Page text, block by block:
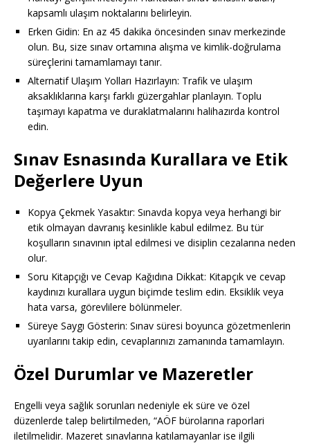
kapsamlı ulaşım noktalarını belirleyin.
Erken Gidin: En az 45 dakika öncesinden sınav merkezinde
olun. Bu, size sınav ortamına alışma ve kimlik-doğrulama
süreçlerini tamamlamayı tanır.
Alternatif Ulaşım Yolları Hazırlayın: Trafik ve ulaşım
aksaklıklarına karşı farklı güzergahlar planlayın. Toplu
taşımayı kapatma ve duraklatmalarını halihazırda kontrol
edin.
Sınav Esnasında Kurallara ve Etik
Değerlere Uyun
Kopya Çekmek Yasaktır: Sınavda kopya veya herhangi bir
etik olmayan davranış kesinlikle kabul edilmez. Bu tür
koşulların sınavının iptal edilmesi ve disiplin cezalarına neden
olur.
Soru Kitapçığı ve Cevap Kağıdına Dikkat: Kitapçık ve cevap
kaydınızı kurallara uygun biçimde teslim edin. Eksiklik veya
hata varsa, görevlilere bölünmeler.
Süreye Saygı Gösterin: Sınav süresi boyunca gözetmenlerin
uyarılarını takip edin, cevaplarınızı zamanında tamamlayın.
Özel Durumlar ve Mazeretler
Engelli veya sağlık sorunları nedeniyle ek süre ve özel
düzenlerde talep belirtilmeden, “AÖF bürolarına raporlari
iletilmelidir. Mazeret sınavlarına katılamayanlar ise ilgili